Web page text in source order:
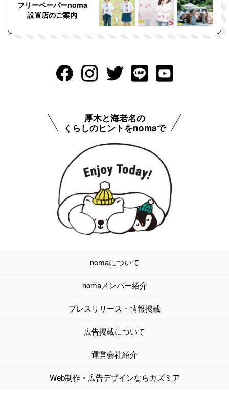
フリーペーパーnoma
設置店のご案内
厚木と海老名の
くらしのヒントをnomaで
nomaについて
nomaメンバー紹介
プレスリリース・情報掲載
広告掲載について
運営会社紹介
Web制作・広告デザインならカズミア